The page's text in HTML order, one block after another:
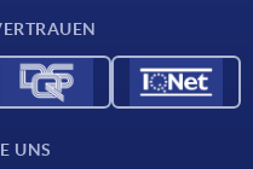
UNS